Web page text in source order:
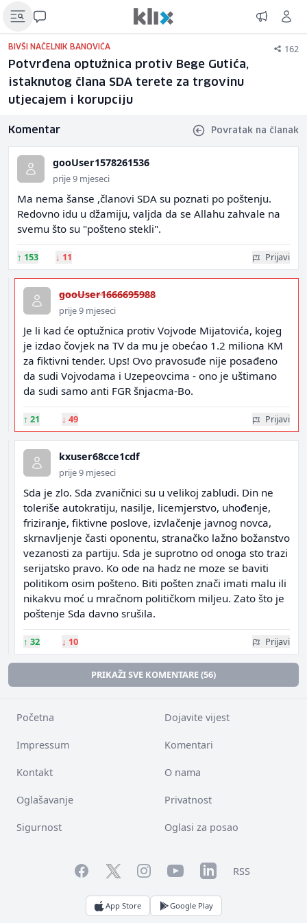
BIVŠI NAČELNIK BANOVIĆA 162
Potvrđena optužnica protiv Bege Gutića,
istaknutog člana SDA terete za trgovinu
utjecajem i korupciju
Komentar Povratak na članak
gooUser1578261536
prije 9 mjeseci
Ma nema šanse ,članovi SDA su poznati po poštenju.
Redovno idu u džamiju, valjda da se Allahu zahvale na
svemu što su "pošteno stekli".
↑ 153 ↓ 11 Prijavi
gooUser1666695988
prije 9 mjeseci
Je li kad će optužnica protiv Vojvode Mijatovića, kojeg
je izdao čovjek na TV da mu je obećao 1.2 miliona KM
za fiktivni tender. Ups! Ovo pravosuđe nije posađeno
da sudi Vojvodama i Uzepeovcima - ono je uštimano
da sudi samo anti FGR šnjacma-Bo.
↑ 21 ↓ 49 Prijavi
kxuser68cce1cdf
prije 9 mjeseci
Sda je zlo. Sda zvaničnici su u velikoj zabludi. Din ne
toleriše autokratiju, nasilje, licemjerstvo, uhođenje,
friziranje, fiktivne poslove, izvlačenje javnog novca,
skrnavljenje časti oponentu, stranačko lažno božanstvo
vezanosti za partiju. Sda je suprotno od onoga sto trazi
serijatsko pravo. Ko ode na hadz ne moze se baviti
politikom osim pošteno. Biti pošten znači imati malu ili
nikakvu moć u mračnom političkom miljeu. Zato što je
poštenje Sda davno srušila.
↑ 32 ↓ 10 Prijavi
PRIKAŽI SVE KOMENTARE (56)
Početna Dojavite vijest
Impressum Komentari
Kontakt O nama
Oglašavanje Privatnost
Sigurnost Oglasi za posao
FacebookTwitterInstagramYouTubeLinkedInRSS
App Store Google Play